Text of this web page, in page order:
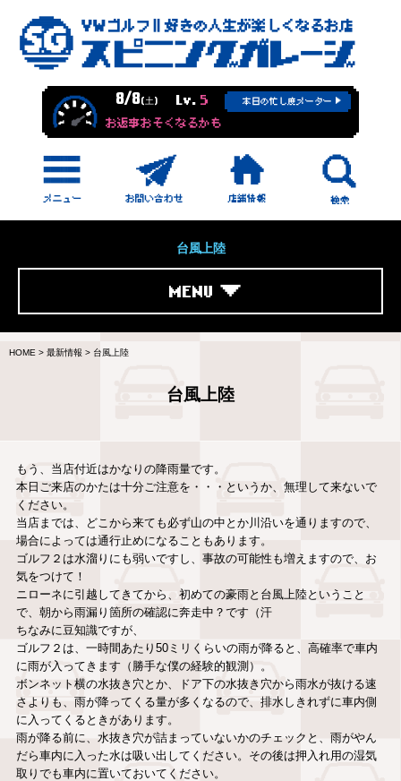
8/8(土) Lv. 5 本日の忙し度メーター
お返事おそくなるかも
台風上陸
MENU
HOME > 最新情報 > 台風上陸
台風上陸
もう、当店付近はかなりの降雨量です。
本日ご来店のかたは十分ご注意を・・・というか、無理して来ないで
ください。
当店までは、どこから来ても必ず山の中とか川沿いを通りますので、
場合によっては通行止めになることもあります。
ゴルフ２は水溜りにも弱いですし、事故の可能性も増えますので、お
気をつけて！
ニローネに引越してきてから、初めての豪雨と台風上陸ということ
で、朝から雨漏り箇所の確認に奔走中？です（汗
ちなみに豆知識ですが、
ゴルフ２は、一時間あたり50ミリくらいの雨が降ると、高確率で車内
に雨が入ってきます（勝手な僕の経験的観測）。
ボンネット横の水抜き穴とか、ドア下の水抜き穴から雨水が抜ける速
さよりも、雨が降ってくる量が多くなるので、排水しきれずに車内側
に入ってくるときがあります。
雨が降る前に、水抜き穴が詰まっていないかのチェックと、雨がやん
だら車内に入った水は吸い出してください。その後は押入れ用の湿気
取りでも車内に置いておいてください。